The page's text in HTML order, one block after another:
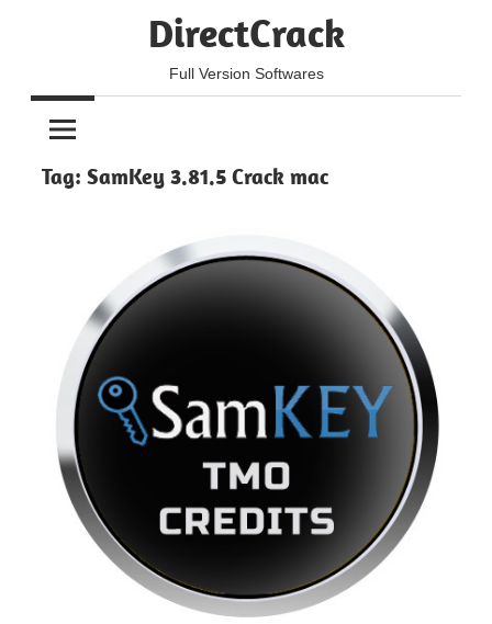
DirectCrack
Full Version Softwares
Tag: SamKey 3.81.5 Crack mac